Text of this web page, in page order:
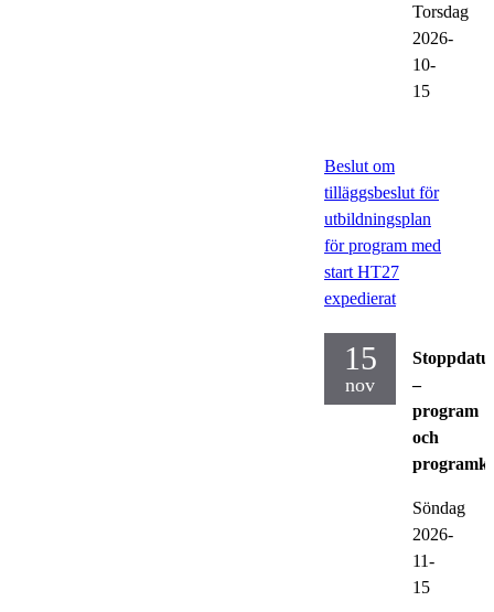
Torsdag
2026-
10-
15
Beslut om
tilläggsbeslut för
utbildningsplan
för program med
start HT27
expedierat
15
nov
–
program
och
Söndag
2026-
11-
15